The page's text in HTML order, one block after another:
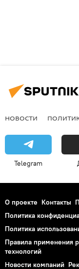
НОВОСТИ
Telegram
О проекте Контакты
Политика
Политика
Правила применения
технологий
Новости компаний